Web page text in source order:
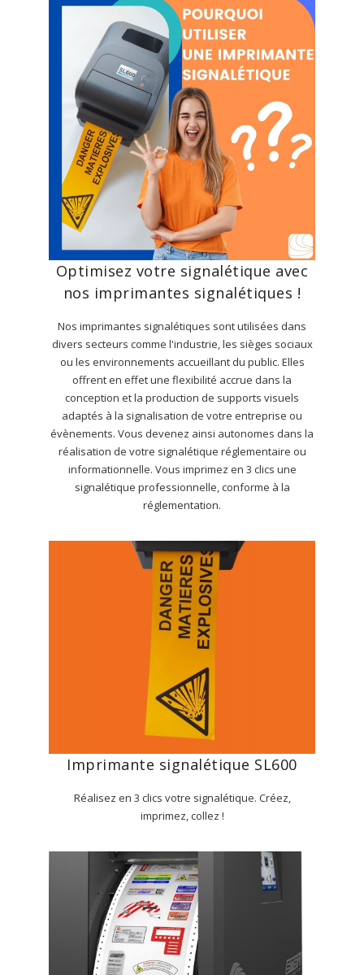
Optimisez votre signalétique avec
nos imprimantes signalétiques !
Nos imprimantes signalétiques sont utilisées dans
divers secteurs comme l'industrie, les sièges sociaux
ou les environnements accueillant du public. Elles
offrent en effet une flexibilité accrue dans la
conception et la production de supports visuels
adaptés à la signalisation de votre entreprise ou
évènements. Vous devenez ainsi autonomes dans la
réalisation de votre signalétique réglementaire ou
informationnelle. Vous imprimez en 3 clics une
signalétique professionnelle, conforme à la
réglementation.
Imprimante signalétique SL600
Réalisez en 3 clics votre signalétique. Créez,
imprimez, collez !